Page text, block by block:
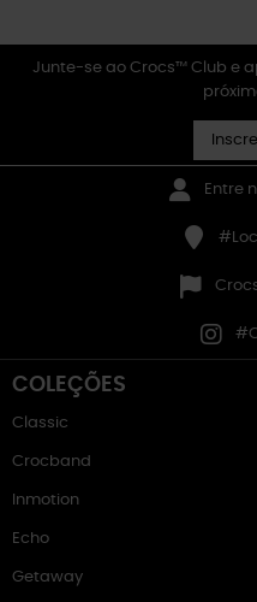
Junte-se ao Crocs™ Club e
Entre
COLEÇÕES
Classic
Crocband
Inmotion
Echo
Getaway